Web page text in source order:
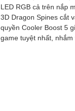
LED RGB cả trên nắp
3D Dragon Spines cắt
quyền Cooler Boost 5
game tuyệt nhất,